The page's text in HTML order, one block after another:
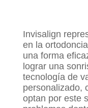
Invisalign
en la
una forma
lograr una
tecnología de
personalizado,
optan por este